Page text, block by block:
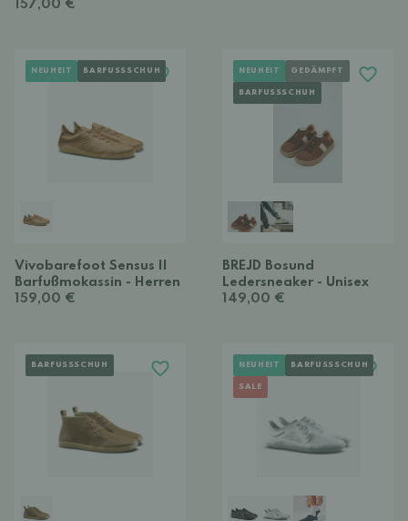
157,00 €
NEUHEIT BARFUSSSCHUH
Vivobarefoot Sensus II
Barfußmokassin - Herren
159,00 €
NEUHEIT GEDÄMPFT
BARFUSSSCHUH
BREJD Bosund
Ledersneaker - Unisex
149,00 €
BARFUSSSCHUH NEUHEIT BARFUSSSCHUH
SALE